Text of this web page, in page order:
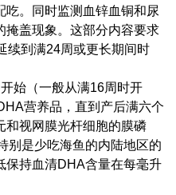
。同时监测血锌血铜和尿
掩盖现象。这部分内容要求
续到满24周或更长期间时
始（一般从满16周时开
营养品，直到产后满六个
和视网膜光杆细胞的膜磷
别是少吃海鱼的内陆地区的
保持血清DHA含量在每毫升